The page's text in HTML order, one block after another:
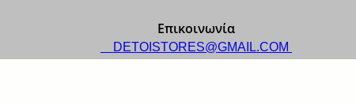
Επικοινωνία
DETOISTORES@GMAIL.COM